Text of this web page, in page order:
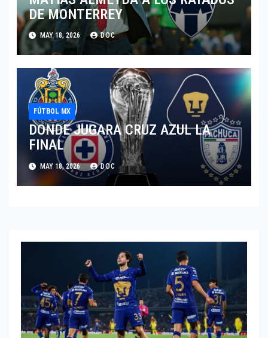
DE MONTERREY
MAY 18, 2026 DOC
FÚTBOL MX
DONDE JUGARA CRUZ AZUL LA
FINAL
MAY 18, 2026 DOC